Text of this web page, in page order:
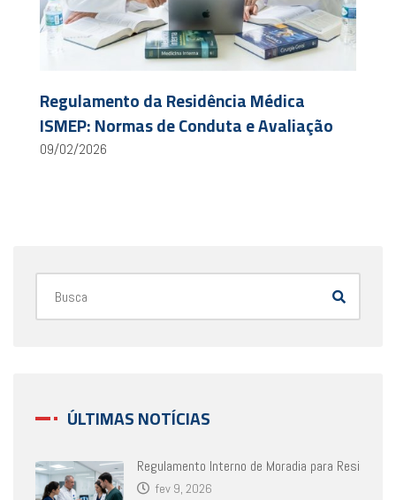
Regulamento da Residência Médica
ISMEP: Normas de Conduta e Avaliação
09/02/2026
ÚLTIMAS NOTÍCIAS
Regulamento Interno de Moradia para Resi
fev 9, 2026